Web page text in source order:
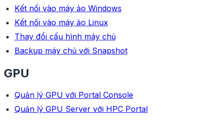
Kết nối vào máy ảo Windows
Kết nối vào máy ảo Linux
Thay đổi cấu hình máy chủ
Backup máy chủ với Snapshot
GPU
Quản lý GPU với Portal Console
Quản lý GPU Server với HPC Portal